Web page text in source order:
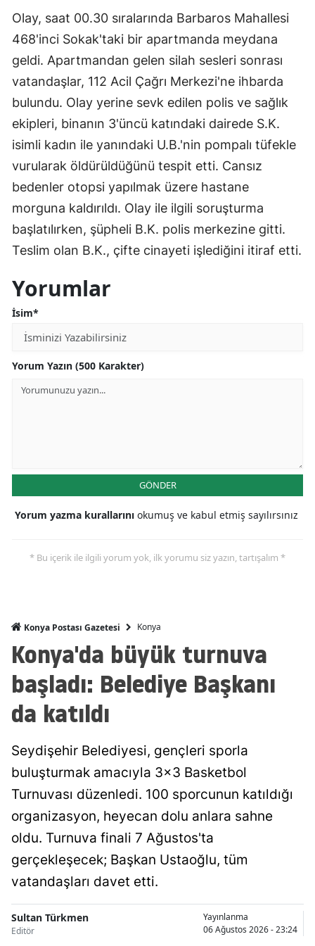
Edirne
Elazığ
Erzincan
Erzurum
Eskişehir
Gaziantep
Giresun
Gümüşhane
Hakkari
Kayseri
Kırklareli
Kocaeli
Malatya
Manisa
Muğla
Muş
Nevşehir
Niğde
Rize
Olay, saat 00.30 sıralarında Barbaros Mahallesi
468'inci Sokak'taki bir apartmanda meydana
geldi. Apartmandan gelen silah sesleri sonrası
vatandaşlar, 112 Acil Çağrı Merkezi'ne ihbarda
bulundu. Olay yerine sevk edilen polis ve sağlık
ekipleri, binanın 3'üncü katındaki dairede S.K.
isimli kadın ile yanındaki U.B.'nin pompalı tüfekle
vurularak öldürüldüğünü tespit etti. Cansız
bedenler otopsi yapılmak üzere hastane
morguna kaldırıldı. Olay ile ilgili soruşturma
başlatılırken, şüpheli B.K. polis merkezine gitti.
Teslim olan B.K., çifte cinayeti işlediğini itiraf etti.
Yorumlar
İsim*
Yorum Yazın (500 Karakter)
GÖNDER
Yorum yazma kurallarını okumuş ve kabul etmiş sayılırsınız
* Bu içerik ile ilgili yorum yok, ilk yorumu siz yazın, tartışalım *
Konya Postası Gazetesi Konya
Konya'da büyük turnuva
başladı: Belediye Başkanı
da katıldı
Seydişehir Belediyesi, gençleri sporla
buluşturmak amacıyla 3x3 Basketbol
Turnuvası düzenledi. 100 sporcunun katıldığı
organizasyon, heyecan dolu anlara sahne
oldu. Turnuva finali 7 Ağustos'ta
gerçekleşecek; Başkan Ustaoğlu, tüm
vatandaşları davet etti.
Sultan Türkmen
Editör
Yayınlanma
06 Ağustos 2026 - 23:24